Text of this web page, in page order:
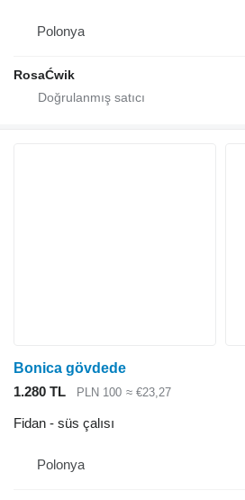
Polonya
RosaĆwik
Bonica gövdede
1.280 TL
PLN 100 ≈ €23,27
Fidan - süs çalısı
Polonya